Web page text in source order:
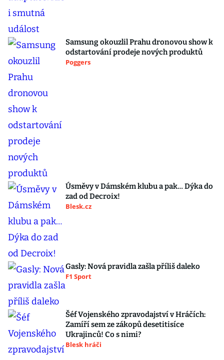
Samsung okouzlil Prahu dronovou show k
odstartování prodeje nových produktů
Poggers
Úsměvy v Dámském klubu a pak… Dýka do
zad od Decroix!
Blesk.cz
Gasly: Nová pravidla zašla příliš daleko
F1 Sport
Šéf Vojenského zpravodajství v Hráčích:
Zamíří sem ze zákopů desetitisíce
Ukrajinců! Co s nimi?
Blesk hráči